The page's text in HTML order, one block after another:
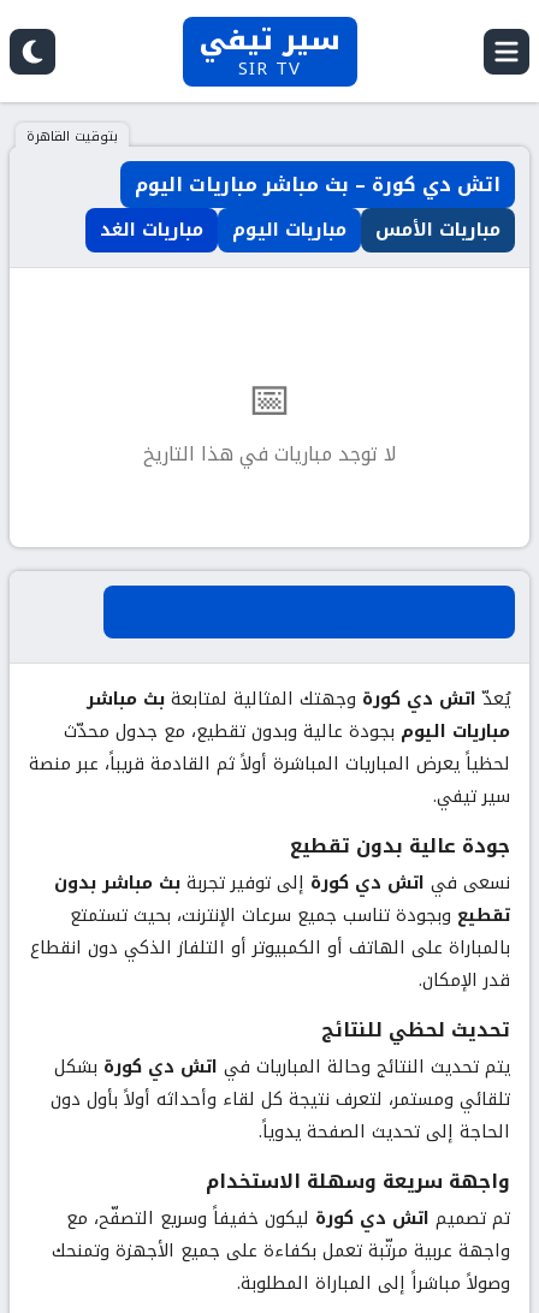
سير تيفي
SIR TV
بتوقيت القاهرة
اتش دي كورة – بث مباشر مباريات اليوم
مباريات الأمس مباريات اليوم مباريات الغد
📅
لا توجد مباريات في هذا التاريخ
يُعدّاتش دي كورة وجهتك المثالية لمتابعةبث مباشر
مباريات اليوم بجودة عالية وبدون تقطيع، مع جدول محدّث
لحظياً يعرض المباريات المباشرة أولاً ثم القادمة قريباً، عبر منصة
سير تيفي.
جودة عالية بدون تقطيع
نسعى في اتش دي كورة إلى توفير تجربةبث مباشر بدون
تقطيع وبجودة تناسب جميع سرعات الإنترنت، بحيث تستمتع
بالمباراة على الهاتف أو الكمبيوتر أو التلفاز الذكي دون انقطاع
قدر الإمكان.
تحديث لحظي للنتائج
يتم تحديث النتائج وحالة المباريات في اتش دي كورة بشكل
تلقائي ومستمر، لتعرف نتيجة كل لقاء وأحداثه أولاً بأول دون
الحاجة إلى تحديث الصفحة يدوياً.
واجهة سريعة وسهلة الاستخدام
تم تصميم اتش دي كورة ليكون خفيفاً وسريع التصفّح، مع
واجهة عربية مرتّبة تعمل بكفاءة على جميع الأجهزة وتمنحك
وصولاً مباشراً إلى المباراة المطلوبة.